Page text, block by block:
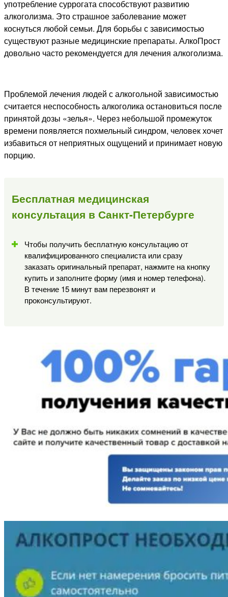
употребление суррогата способствуют развитию
алкоголизма. Это страшное заболевание может
коснуться любой семьи. Для борьбы с зависимостью
существуют разные медицинские препараты. АлкоПрост
довольно часто рекомендуется для лечения алкоголизма.
Проблемой лечения людей с алкогольной зависимостью
считается неспособность алкоголика остановиться после
принятой дозы «зелья». Через небольшой промежуток
времени появляется похмельный синдром, человек хочет
избавиться от неприятных ощущений и принимает новую
порцию.
Бесплатная медицинская
консультация в Санкт-Петербурге
Чтобы получить бесплатную консультацию от
квалифицированного специалиста или сразу
заказать оригинальный препарат, нажмите на кнопку
купить и заполните форму (имя и номер телефона).
В течение 15 минут вам перезвонят и
проконсультируют.